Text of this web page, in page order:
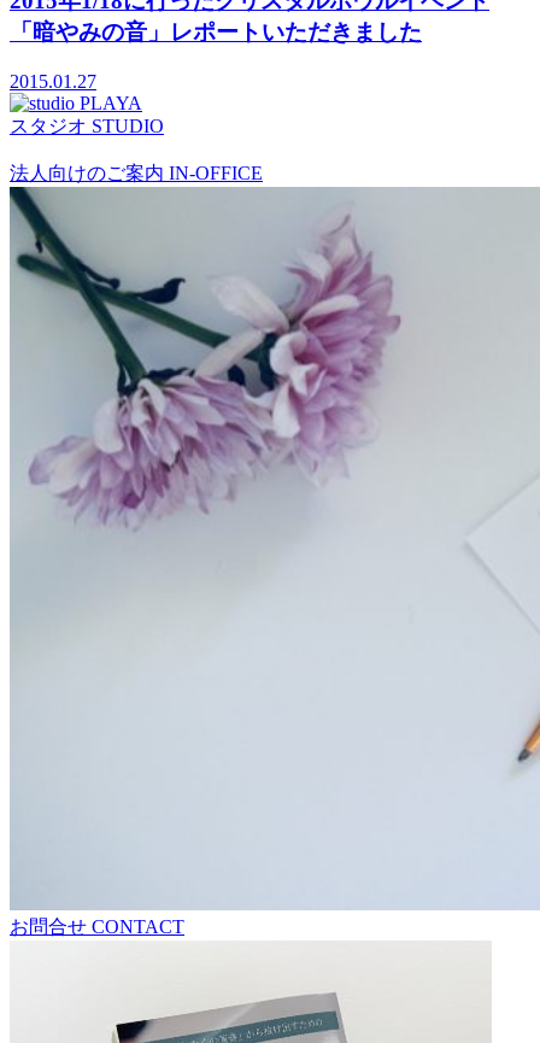
「暗やみの音」レポートいただきました
2015.01.27
スタジオ STUDIO
法人向けのご案内 IN-OFFICE
お問合せ CONTACT